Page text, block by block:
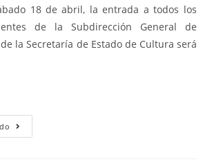
18 de abril, la entrada a todos los
de la Subdirección General de
la Secretaría de Estado de Cultura será